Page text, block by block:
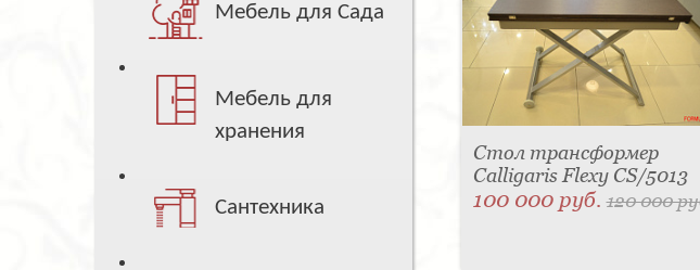
Мебель для Сада
Мебель для
хранения
Сантехника
Стол трансформер
Calligaris Flexy CS/5013
100 000 руб.120 000